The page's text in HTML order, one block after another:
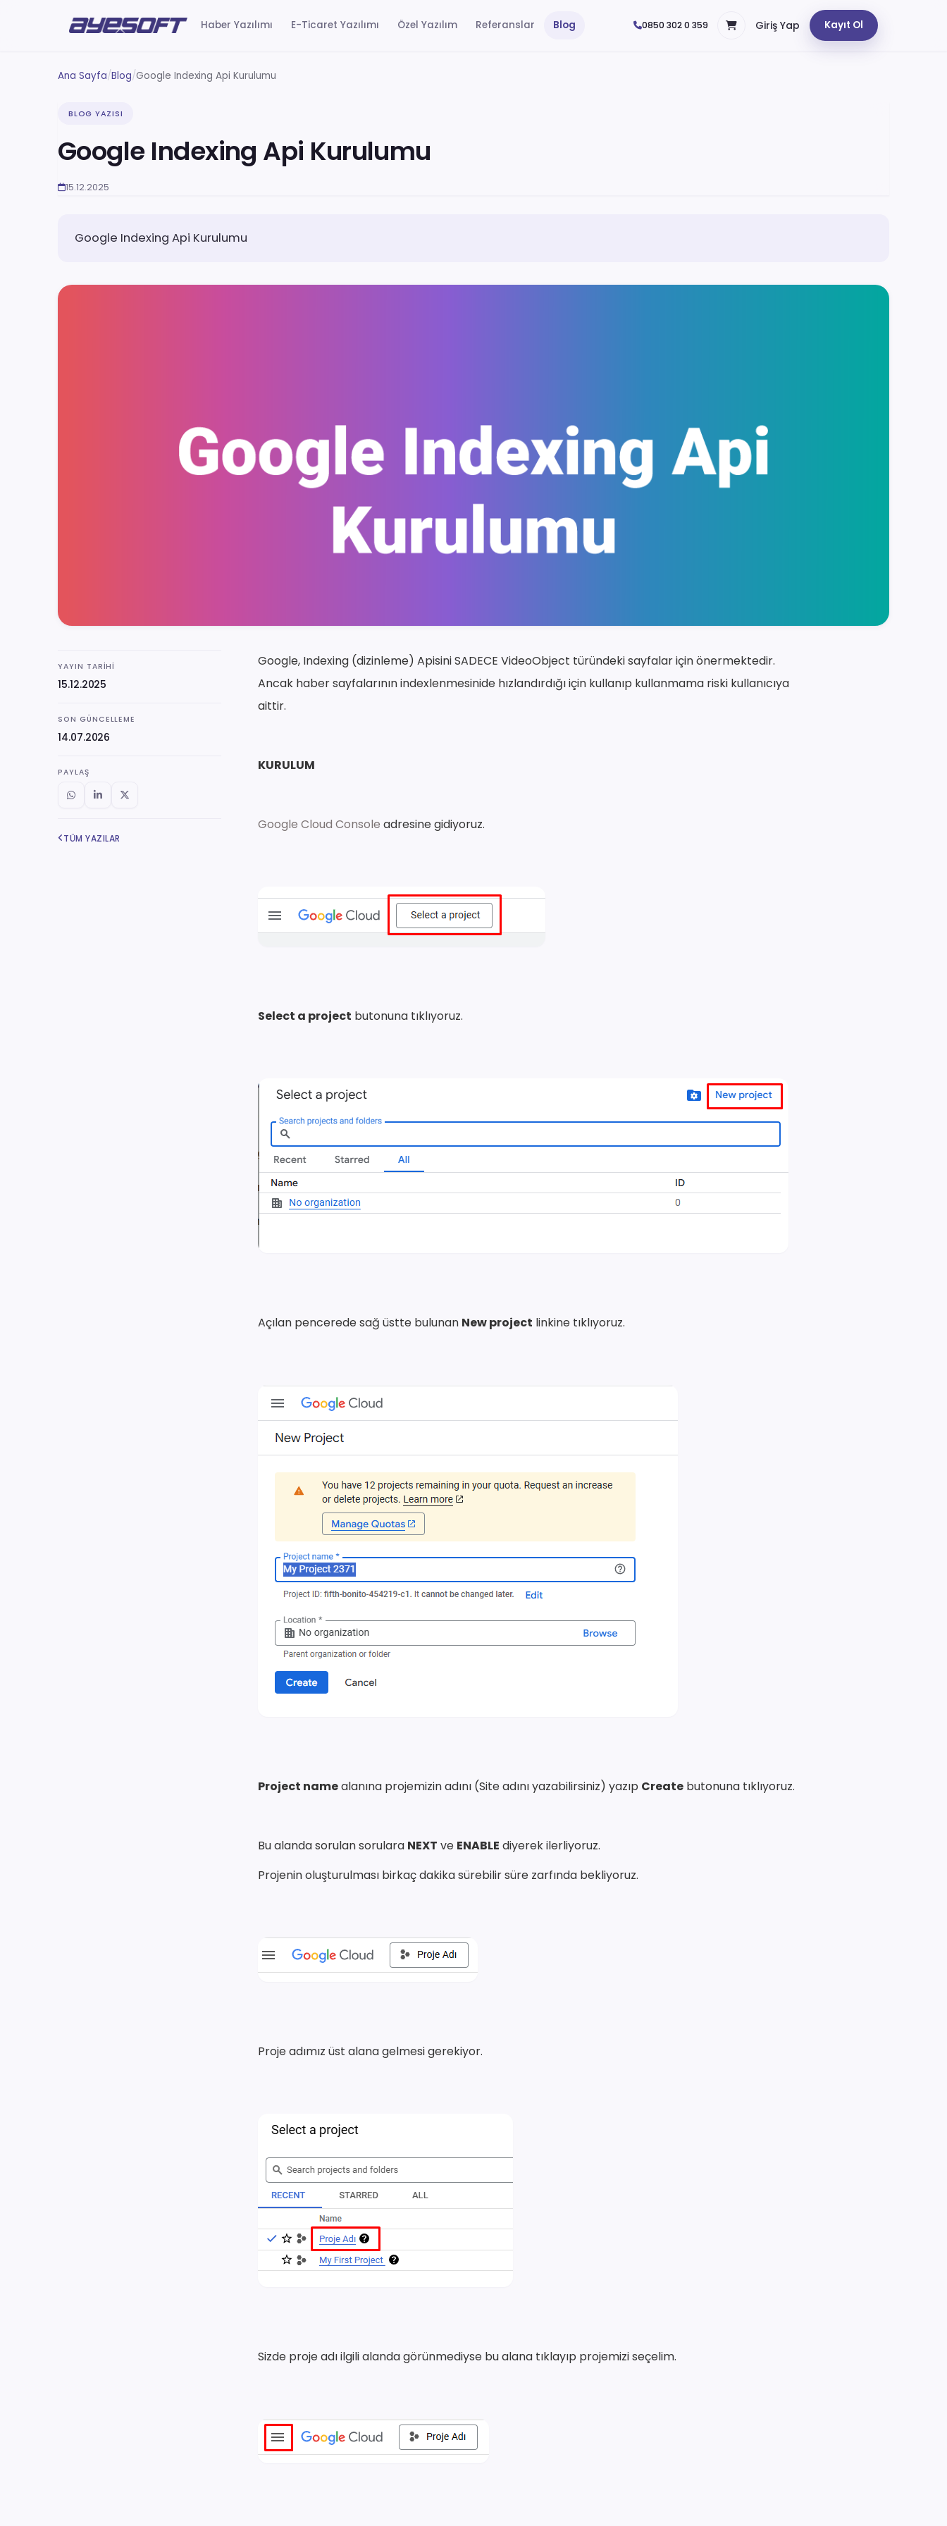
Haber Yazılımı E-Ticaret Yazılımı Özel Yazılım Referanslar Blog 0850 302 0 359 Giriş Yap Kayıt Ol
Ana Sayfa/Blog/Google Indexing Api Kurulumu
BLOG YAZISI
Google Indexing Api Kurulumu
15.12.2025
Google Indexing Api Kurulumu
YAYIN TARIHI
15.12.2025
SON GÜNCELLEME
14.07.2026
PAYLAŞ
TÜM YAZILAR
Google, Indexing (dizinleme) Apisini SADECE VideoObject türündeki sayfalar için önermektedir.
Ancak haber sayfalarının indexlenmesinide hızlandırdığı için kullanıp kullanmama riski kullanıcıya
aittir.
KURULUM
Google Cloud Console adresine gidiyoruz.
Select a project butonuna tıklıyoruz.
Açılan pencerede sağ üstte bulunan New project linkine tıklıyoruz.
Project namealanına projemizin adını (Site adını yazabilirsiniz) yazıp Create butonuna tıklıyoruz.
Bu alanda sorulan sorulara NEXT ve ENABLE diyerek ilerliyoruz.
Projenin oluşturulması birkaç dakika sürebilir süre zarfında bekliyoruz.
Proje adımız üst alana gelmesi gerekiyor.
Sizde proje adı ilgili alanda görünmediyse bu alana tıklayıp projemizi seçelim.